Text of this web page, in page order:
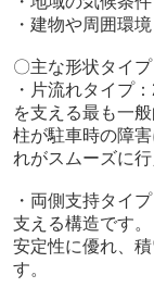
・建物や周囲環
〇主な形状タイプ
・片流れタイプ
を支える最も一般
柱が駐車時の障
れがスムーズに行
・両側支持タイ
支える構造です。
安定性に優れ、
す。